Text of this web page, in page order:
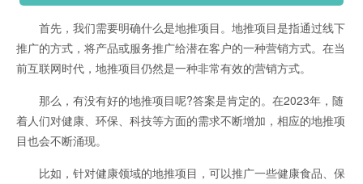
首先，我们需要明确什么是地推项目。地推项目是指通过线下
推广的方式，将产品或服务推广给潜在客户的一种营销方式。在当
前互联网时代，地推项目仍然是一种非常有效的营销方式。
那么，有没有好的地推项目呢?答案是肯定的。在2023年，随
着人们对健康、环保、科技等方面的需求不断增加，相应的地推项
目也会不断涌现。
比如，针对健康领域的地推项目，可以推广一些健康食品、保